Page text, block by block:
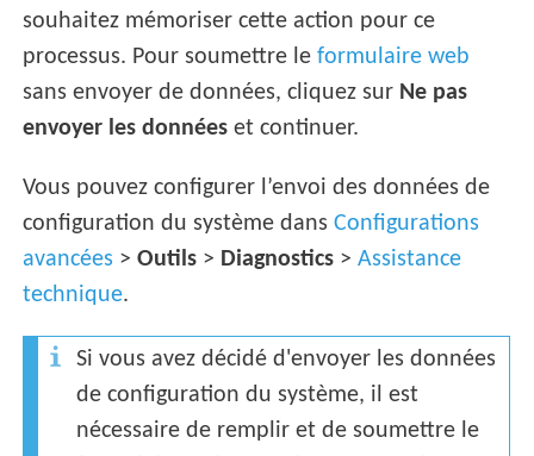
souhaitez mémoriser cette action pour ce
processus. Pour soumettre leformulaire web
sans envoyer de données, cliquez sur Ne pas
envoyer les données et continuer.
Vous pouvez configurer l’envoi des données de
configuration du système dansConfigurations
avancées >Outils > Diagnostics >Assistance
technique.
Si vous avez décidé d'envoyer les données
de configuration du système, il est
nécessaire de remplir et de soumettre le